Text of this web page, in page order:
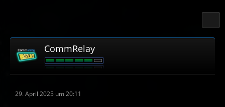
CommRelay
29. April 2025 um 20:11